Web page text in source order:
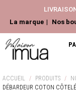
La marque
Nos
ACCESSOIRES
ACCUEIL PRODUITS
DÉBARDEUR COTON